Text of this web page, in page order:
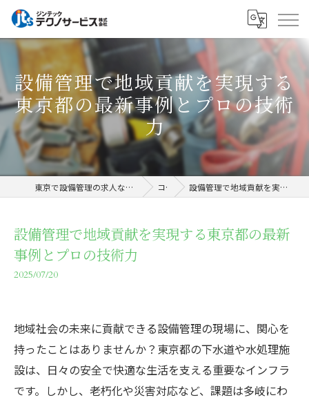
設備管理で地域貢献を実現する
東京都の最新事例とプロの技術
力
東京で設備管理の求人ならジンテックテクノサービス株式会社 コラム 設備管理で地域貢献を実現する東京都の最新事例とプロの技術力
設備管理で地域貢献を実現する東京都の最新
事例とプロの技術力
2025/07/20
地域社会の未来に貢献できる設備管理の現場に、関心を
持ったことはありませんか？東京都の下水道や水処理施
設は、日々の安全で快適な生活を支える重要なインフラ
です。しかし、老朽化や災害対応など、課題は多岐にわ